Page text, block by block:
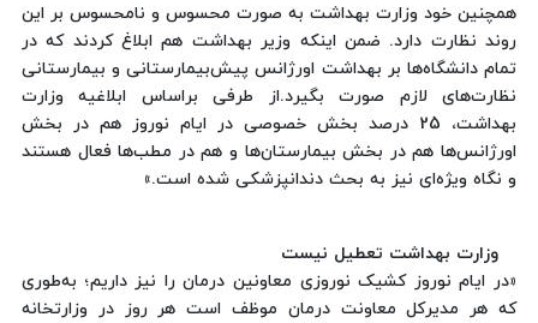
همچنین خود وزارت بهداشت به صورت محسوس و نامحسوس بر این
روند نظارت دارد. ضمن اینکه وزیر بهداشت هم ابلاغ کردند که در
تمام دانشگاه‌ها بر بهداشت اورژانس پیش‌بیمارستانی و بیمارستانی
نظارت‌های لازم صورت بگیرد.از طرفی براساس ابلاغیه وزارت
بهداشت، 25 درصد بخش خصوصی در ایام نوروز هم در بخش
اورژانس‌ها هم در بخش بیمارستان‌ها و هم در مطب‌ها فعال هستند
و نگاه ویژه‌ای نیز به بحث دندانپزشکی شده است.»
وزارت بهداشت تعطیل نیست
«در ایام نوروز کشیک نوروزی معاونین درمان را نیز داریم؛ به‌طوری
که هر مدیرکل معاونت درمان موظف است هر روز در وزارتخانه